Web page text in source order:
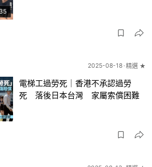
2025-08-18 精選 ★
電梯工過勞死｜香港不承認過勞
死 落後日本台灣 家屬索償困難